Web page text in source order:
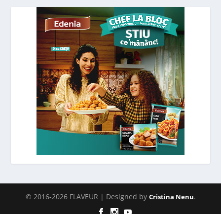
© 2016-2026 FLAVEUR | Designed by Cristina Nenu.